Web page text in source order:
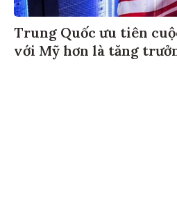
Trung Quốc ưu tiên
với Mỹ hơn là tăng